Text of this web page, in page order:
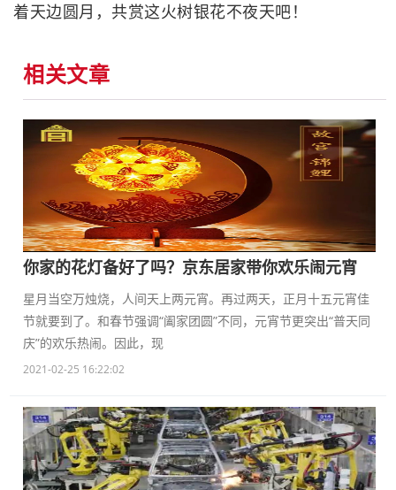
着天边圆月，共赏这火树银花不夜天吧！
相关文章
你家的花灯备好了吗？京东居家带你欢乐闹元宵
星月当空万烛烧，人间天上两元宵。再过两天，正月十五元宵佳
节就要到了。和春节强调“阖家团圆”不同，元宵节更突出“普天同
庆”的欢乐热闹。因此，现
2021-02-25 16:22:02